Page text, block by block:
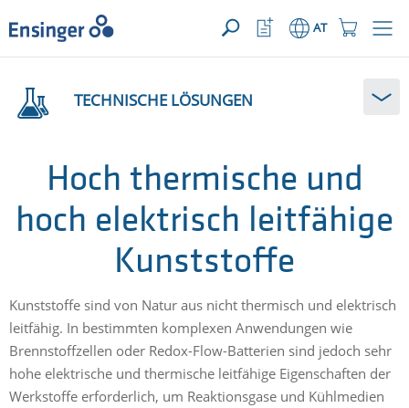
IHRE ANFRAGE ({{productCount}} Produkte)ÖFFNEN
home_logo_aria AT
können
Ihnen
TECHNISCHE LÖSUNGEN
Hoch thermische und
hoch elektrisch leitfähige
Kunststoffe
Kunststoffe sind von Natur aus nicht thermisch und elektrisch
leitfähig. In bestimmten komplexen Anwendungen wie
Brennstoffzellen oder Redox-Flow-Batterien sind jedoch sehr
hohe elektrische und thermische leitfähige Eigenschaften der
Werkstoffe erforderlich, um Reaktionsgase und Kühlmedien